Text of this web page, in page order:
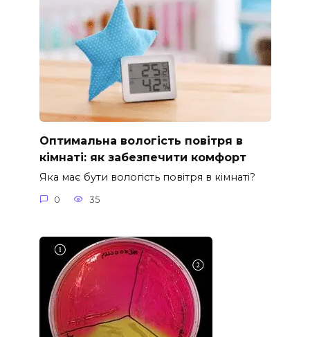
Оптимальна вологість повітря в
кімнаті: як забезпечити комфорт
Яка має бути вологість повітря в кімнаті?
0 35